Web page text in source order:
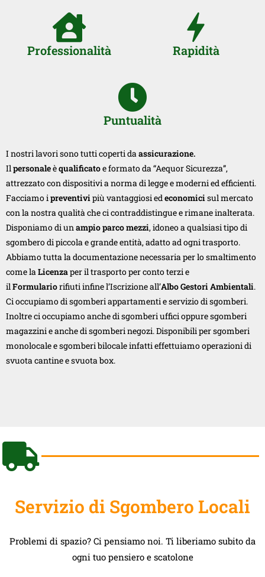
Professionalità Rapidità
Puntualità
I nostri lavori sono tutti coperti da assicurazione.
Il personaleèqualificatoe formato da “Aequor Sicurezza”,
attrezzato con dispositivi a norma di legge e moderni ed efficienti.
Facciamo i preventivi più vantaggiosi ed economici sul mercato
con la nostra qualità che ci contraddistingue e rimane inalterata.
Disponiamo di un ampio parco mezzi, idoneo a qualsiasi tipo di
sgombero di piccola e grande entità, adatto ad ogni trasporto.
Abbiamo tutta la documentazione necessaria per lo smaltimento
come la Licenza per il trasporto per conto terzi e
il Formulariorifiuti infine l’Iscrizione all’Albo Gestori Ambientali.
Ci occupiamo di sgomberi appartamenti e servizio di sgomberi.
Inoltre ci occupiamo anche di sgomberi uffici oppure sgomberi
magazzini e anche di sgomberi negozi. Disponibili per sgomberi
monolocale e sgomberi bilocale infatti effettuiamo operazioni di
svuota cantine e svuota box.
Servizio di Sgombero Locali
Problemi di spazio? Ci pensiamo noi. Ti liberiamo subito da
ogni tuo pensiero e scatolone